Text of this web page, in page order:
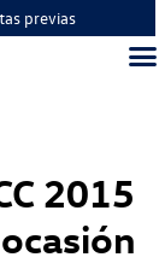
previas
2015